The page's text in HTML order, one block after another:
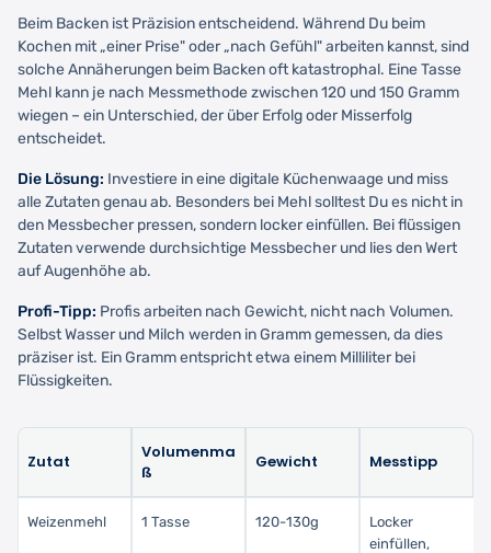
Beim Backen ist Präzision entscheidend. Während Du beim
Kochen mit „einer Prise" oder „nach Gefühl" arbeiten kannst, sind
solche Annäherungen beim Backen oft katastrophal. Eine Tasse
Mehl kann je nach Messmethode zwischen 120 und 150 Gramm
wiegen – ein Unterschied, der über Erfolg oder Misserfolg
entscheidet.
Die Lösung: Investiere in eine digitale Küchenwaage und miss
alle Zutaten genau ab. Besonders bei Mehl solltest Du es nicht in
den Messbecher pressen, sondern locker einfüllen. Bei flüssigen
Zutaten verwende durchsichtige Messbecher und lies den Wert
auf Augenhöhe ab.
Profi-Tipp: Profis arbeiten nach Gewicht, nicht nach Volumen.
Selbst Wasser und Milch werden in Gramm gemessen, da dies
präziser ist. Ein Gramm entspricht etwa einem Milliliter bei
Flüssigkeiten.
Zutat
Volumenma
ß
Gewicht Messtipp
Weizenmehl 1 Tasse 120-130g
Locker
einfüllen,